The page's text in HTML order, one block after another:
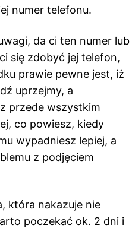
numer telefonu.
da ci ten numer lub
się zdobyć jej telefon,
prawie pewne jest, iż
uprzejmy, a
przede wszystkim
co powiesz, kiedy
wypadniesz lepiej, a
z podjęciem
która nakazuje nie
poczekać ok. 2 dni i